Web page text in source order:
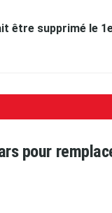
être supprimé le
pour